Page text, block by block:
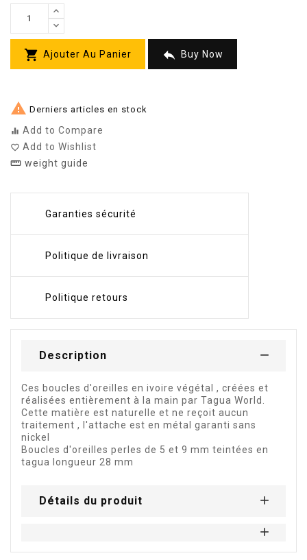
 Ajouter Au Panier  Buy Now
 Derniers articles en stock
equalizer Add to Compare
favorite_border Add to Wishlist
straighten weight guide
Garanties sécurité
Politique de livraison
Politique retours
Description
Ces boucles d'oreilles en ivoire végétal , créées et
réalisées entièrement à la main par Tagua World.
Cette matière est naturelle et ne reçoit aucun
traitement , l'attache est en métal garanti sans
nickel
Boucles d'oreilles perles de 5 et 9 mm teintées en
tagua longueur 28 mm
Détails du produit